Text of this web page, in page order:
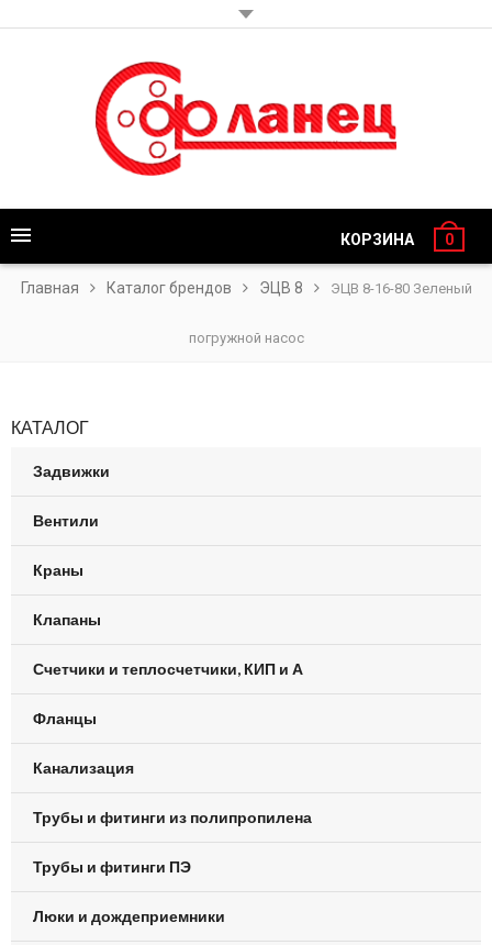
КОРЗИНА 0
Главная Каталог брендов ЭЦВ 8 ЭЦВ 8-16-80 Зеленый
погружной насос
КАТАЛОГ
Задвижки
Вентили
Краны
Клапаны
Счетчики и теплосчетчики, КИП и А
Фланцы
Канализация
Трубы и фитинги из полипропилена
Трубы и фитинги ПЭ
Люки и дождеприемники